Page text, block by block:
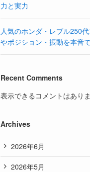
力と実力
人気のホンダ・レブル250
やポジション・振動を本音
Recent Comments
表示できるコメントはありま
Archives
2026年6月
2026年5月